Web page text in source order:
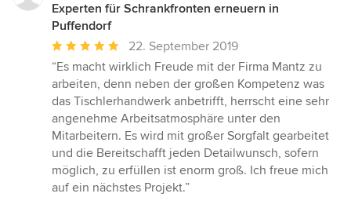
Experten für Schrankfronten erneuern in
Puffendorf
Durchschnittliche
Bewertung:
5
von
5
Sternen
22. September 2019
“Es macht wirklich Freude mit der Firma Mantz zu
arbeiten, denn neben der großen Kompetenz was
das Tischlerhandwerk anbetrifft, herrscht eine sehr
angenehme Arbeitsatmosphäre unter den
Mitarbeitern. Es wird mit großer Sorgfalt gearbeitet
und die Bereitschafft jeden Detailwunsch, sofern
möglich, zu erfüllen ist enorm groß. Ich freue mich
auf ein nächstes Projekt.”